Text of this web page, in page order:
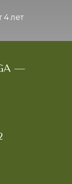
4 лет
—